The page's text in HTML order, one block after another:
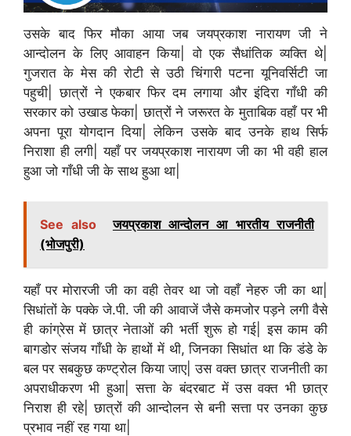
उसके बाद फिर मौका आया जब जयप्रकाश नारायण जी ने
आन्दोलन के लिए आवाहन किया| वो एक सैधांतिक व्यक्ति थे|
गुजरात के मेस की रोटी से उठी चिंगारी पटना यूनिवर्सिटी जा
पहुची| छात्रों ने एकबार फिर दम लगाया और इंदिरा गाँधी की
सरकार को उखाड फेका| छात्रों ने जरूरत के मुताबिक वहाँ पर भी
अपना पूरा योगदान दिया| लेकिन उसके बाद उनके हाथ सिर्फ
निराशा ही लगी| यहाँ पर जयप्रकाश नारायण जी का भी वही हाल
हुआ जो गाँधी जी के साथ हुआ था|
See also
जयप्रकाश आन्दोलन आ भारतीय राजनीती
(भोजपुरी)
यहाँ पर मोरारजी जी का वही तेवर था जो वहाँ नेहरु जी का था|
सिधांतों के पक्के जे.पी. जी की आवाजें जैसे कमजोर पड़ने लगी वैसे
ही कांग्रेस में छात्र नेताओं की भर्ती शुरू हो गई| इस काम की
बागडोर संजय गाँधी के हाथों में थी, जिनका सिधांत था कि डंडे के
बल पर सबकुछ कण्ट्रोल किया जाए| उस वक्त छात्र राजनीती का
अपराधीकरण भी हुआ| सत्ता के बंदरबाट में उस वक्त भी छात्र
निराश ही रहे| छात्रों की आन्दोलन से बनी सत्ता पर उनका कुछ
प्रभाव नहीं रह गया था|